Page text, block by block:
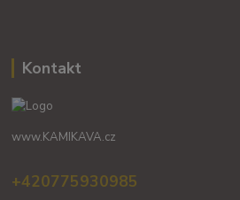
Kontakt
www.KAMIKAVA.cz
+420775930985